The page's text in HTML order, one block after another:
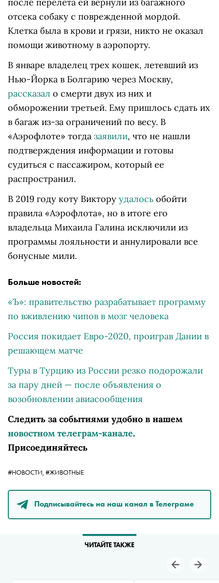
отсека собаку с поврежденной мордой.
Клетка была в крови и грязи, никто не оказал
помощи животному в аэропорту.
В январе владелец трех кошек, летевший из
Нью-Йорка в Болгарию через Москву,
рассказал о смерти двух из них и
обморожении третьей. Ему пришлось сдать их
в багаж из-за ограничений по весу. В
«Аэрофлоте» тогда заявили, что не нашли
подтверждения информации и готовы
судиться с пассажиром, который ее
распространил.
В 2019 году коту Виктору удалось обойти
правила «Аэрофлота», но в итоге его
владельца Михаила Галина исключили из
программы лояльности и аннулировали все
бонусные мили.
Больше новостей:
«Ъ»: правительство разрабатывает программу
по вживлению чипов в мозг человека
Россия покидает Евро-2020, проиграв Дании в
решающем матче
Туры в Турцию из России резко подорожали
за пару дней — после объявления о
возобновлении авиасообщения
Следить за событиями удобно в нашем
новостном телеграм-канале.
Присоединяйтесь
#НОВОСТИ, #ЖИВОТНЫЕ
Подписывайтесь на наш канал в Телеграме
ЧИТАЙТЕ ТАКЖЕ